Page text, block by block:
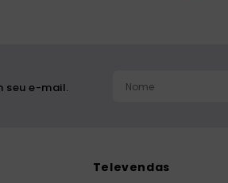
seu e-mail.
Televendas